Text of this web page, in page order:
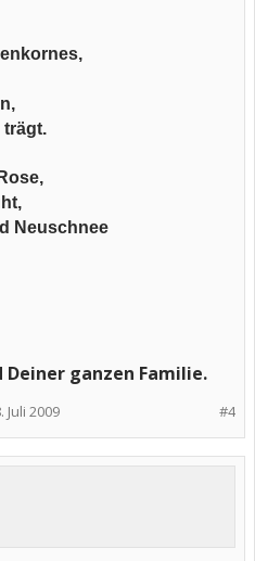
trägt.
Neuschnee
Deiner ganzen Familie.
#4
Juli 2009